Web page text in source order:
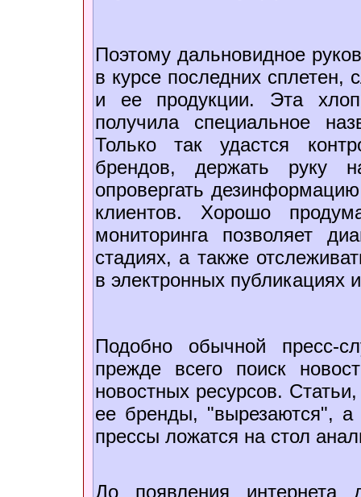
Поэтому дальновидное
в курсе последних сплетен,
и ее продукции. Эта
получила специальное
Только так удастся
брендов, держать руку
опровергать
клиентов. Хорошо
мониторинга позволяет
стадиях, а также
в электронных публикациях
Подобно обычной пресс-
прежде всего поиск
новостных ресурсов.
ее бренды, "вырезаются", а
прессы ложатся на стол
До появления интернета